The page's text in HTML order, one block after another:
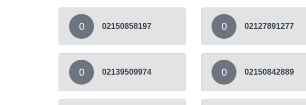
0 02150858197 0 02127891277
0 02139509974 0 02150842889